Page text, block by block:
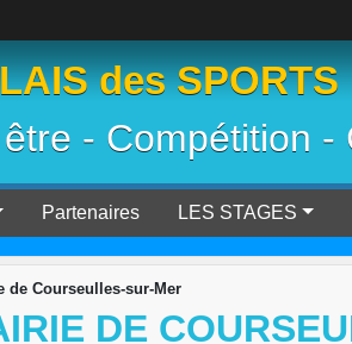
des SPORTS
- Compétition -
Partenaires LES STAGES
de Courseulles-sur-Mer
DE